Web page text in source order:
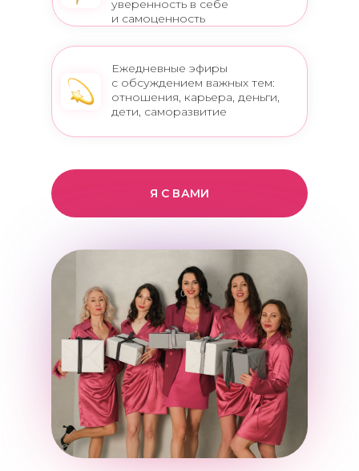
Я С ВАМИ
Ежедневные эфиры
с обсуждением важных тем:
отношения, карьера, деньги,
дети, саморазвитие
уверенность в себе
и самоценность